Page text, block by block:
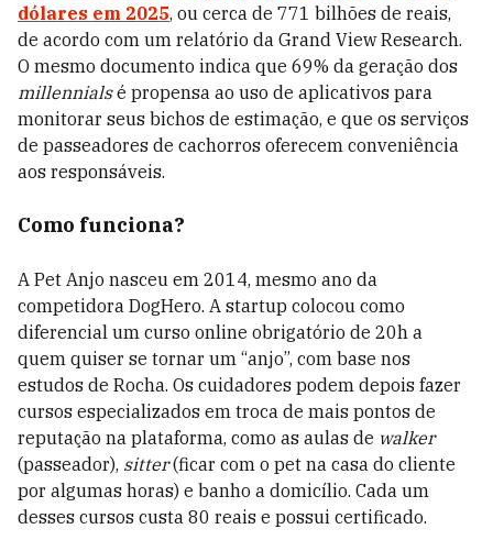
dólares em 2025, ou cerca de 771 bilhões de reais,
de acordo com um relatório da Grand View Research.
O mesmo documento indica que 69% da geração dos
millennialsé propensa ao uso de aplicativos para
monitorar seus bichos de estimação, e que os serviços
de passeadores de cachorros oferecem conveniência
aos responsáveis.
Como funciona?
A Pet Anjo nasceu em 2014, mesmo ano da
competidora DogHero. A startup colocou como
diferencial um curso online obrigatório de 20h a
quem quiser se tornar um “anjo”, com base nos
estudos de Rocha. Os cuidadores podem depois fazer
cursos especializados em troca de mais pontos de
reputação na plataforma, como as aulas de walker
(passeador), sitter(ficar com o pet na casa do cliente
por algumas horas) e banho a domicílio. Cada um
desses cursos custa 80 reais e possui certificado.